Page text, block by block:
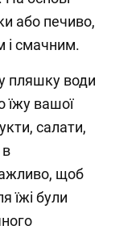
або печиво,
і смачним.
пляшку води
їжу вашої
салати,
щоб
їжі були